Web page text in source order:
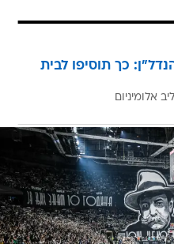
כך תוסיפו לבית
אלומיניום